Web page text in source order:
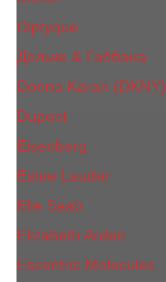
Diptyque
Дольче & Габбана
Donna Karan (DKNY)
Dupont
Eisenberg
Еsteе Lаudеr
Elie Saab
Elizabeth Arden
Escentric Molecules